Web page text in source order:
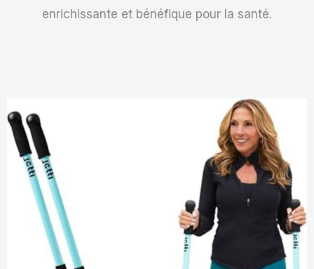
enrichissante et bénéfique pour la santé.